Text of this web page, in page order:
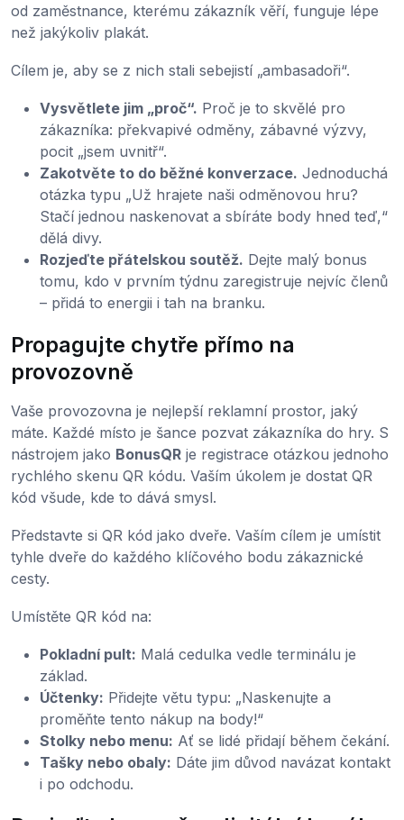
od zaměstnance, kterému zákazník věří, funguje lépe
než jakýkoliv plakát.
Cílem je, aby se z nich stali sebejistí „ambasadoři“.
Vysvětlete jim „proč“. Proč je to skvělé pro
zákazníka: překvapivé odměny, zábavné výzvy,
pocit „jsem uvnitř“.
Zakotvěte to do běžné konverzace. Jednoduchá
otázka typu „Už hrajete naši odměnovou hru?
Stačí jednou naskenovat a sbíráte body hned teď,“
dělá divy.
Rozjeďte přátelskou soutěž. Dejte malý bonus
tomu, kdo v prvním týdnu zaregistruje nejvíc členů
– přidá to energii i tah na branku.
Propagujte chytře přímo na
provozovně
Vaše provozovna je nejlepší reklamní prostor, jaký
máte. Každé místo je šance pozvat zákazníka do hry. S
nástrojem jako BonusQR je registrace otázkou jednoho
rychlého skenu QR kódu. Vaším úkolem je dostat QR
kód všude, kde to dává smysl.
Představte si QR kód jako dveře. Vaším cílem je umístit
tyhle dveře do každého klíčového bodu zákaznické
cesty.
Umístěte QR kód na:
Pokladní pult: Malá cedulka vedle terminálu je
základ.
Účtenky: Přidejte větu typu: „Naskenujte a
proměňte tento nákup na body!“
Stolky nebo menu: Ať se lidé přidají během čekání.
Tašky nebo obaly: Dáte jim důvod navázat kontakt
i po odchodu.